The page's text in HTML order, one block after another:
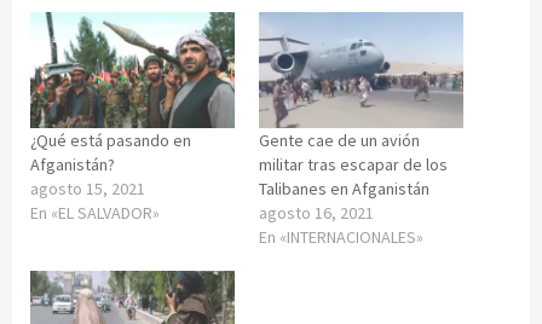
¿Qué está pasando en
Afganistán?
agosto 15, 2021
En «EL SALVADOR»
Gente cae de un avión
militar tras escapar de los
Talibanes en Afganistán
agosto 16, 2021
En «INTERNACIONALES»